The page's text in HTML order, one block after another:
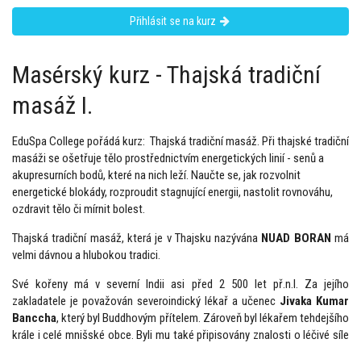
Přihlásit se na kurz
Masérský kurz - Thajská tradiční
masáž I.
EduSpa College pořádá kurz: Thajská tradiční masáž. Při thajské tradiční
masáži se ošetřuje tělo prostřednictvím energetických linií - senů a
akupresurních bodů, které na nich leží. Naučte se, jak rozvolnit
energetické blokády, rozproudit stagnující energii, nastolit rovnováhu,
ozdravit tělo či mírnit bolest.
Thajská tradiční masáž, která je v Thajsku nazývána NUAD BORAN má
velmi dávnou a hlubokou tradici.
Své kořeny má v severní Indii asi před 2 500 let př.n.l. Za jejího
zakladatele je považován severoindický lékař a učenec Jivaka Kumar
Banccha, který byl Buddhovým přítelem. Zároveň byl lékařem tehdejšího
krále i celé mnišské obce. Byli mu také připisovány znalosti o léčivé síle